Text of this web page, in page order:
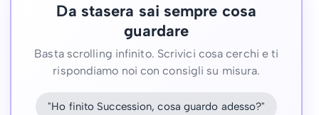
Da stasera sai sempre cosa
guardare
Basta scrolling infinito. Scrivici cosa cerchi e ti
rispondiamo noi con consigli su misura.
"Ho finito Succession, cosa guardo adesso?"